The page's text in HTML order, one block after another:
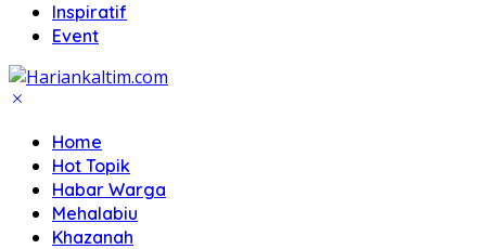
Inspiratif
Event
Home
Hot Topik
Habar Warga
Mehalabiu
Khazanah